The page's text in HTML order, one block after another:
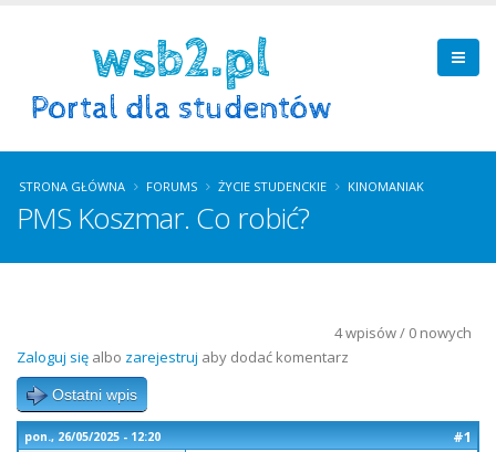
STRONA GŁÓWNA FORUMS ŻYCIE STUDENCKIE KINOMANIAK
PMS Koszmar. Co robić?
4 wpisów / 0 nowych
Zaloguj się albo zarejestruj aby dodać komentarz
Ostatni wpis
pon., 26/05/2025 - 12:20
#1